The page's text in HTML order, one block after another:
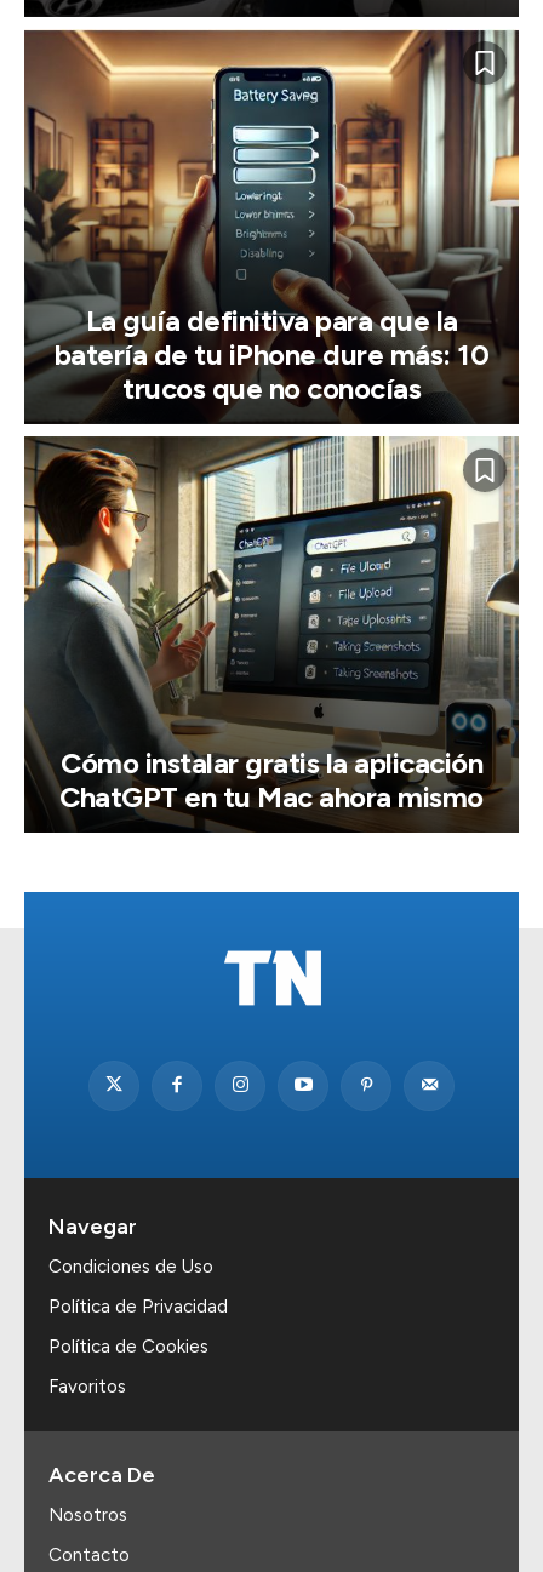
La guía definitiva para que la
batería de tu iPhone dure más: 10
trucos que no conocías
Cómo instalar gratis la aplicación
ChatGPT en tu Mac ahora mismo
Navegar
Condiciones de Uso
Política de Privacidad
Política de Cookies
Favoritos
Acerca De
Nosotros
Contacto